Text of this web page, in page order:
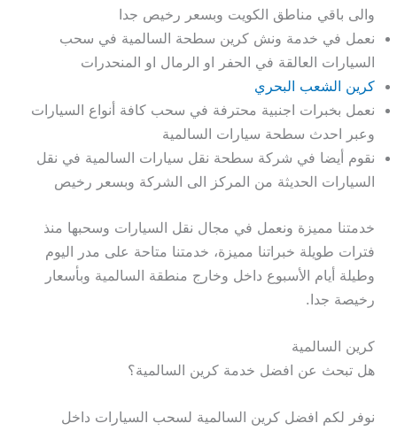
والى باقي مناطق الكويت وبسعر رخيص جدا
نعمل في خدمة ونش كرين سطحة السالمية في سحب
السيارات العالقة في الحفر او الرمال او المنحدرات
كرين الشعب البحري
نعمل بخبرات اجنبية محترفة في سحب كافة أنواع السيارات
وعبر احدث سطحة سيارات السالمية
نقوم أيضا في شركة سطحة نقل سيارات السالمية في نقل
السيارات الحديثة من المركز الى الشركة وبسعر رخيص
خدمتنا مميزة ونعمل في مجال نقل السيارات وسحبها منذ
فترات طويلة خبراتنا مميزة، خدمتنا متاحة على مدر اليوم
وطيلة أيام الأسبوع داخل وخارج منطقة السالمية وبأسعار
رخيصة جدا.
كرين السالمية
هل تبحث عن افضل خدمة كرين السالمية؟
نوفر لكم افضل كرين السالمية لسحب السيارات داخل